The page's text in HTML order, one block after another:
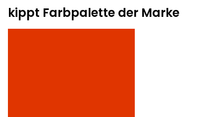
kippt Farbpalette der Marke